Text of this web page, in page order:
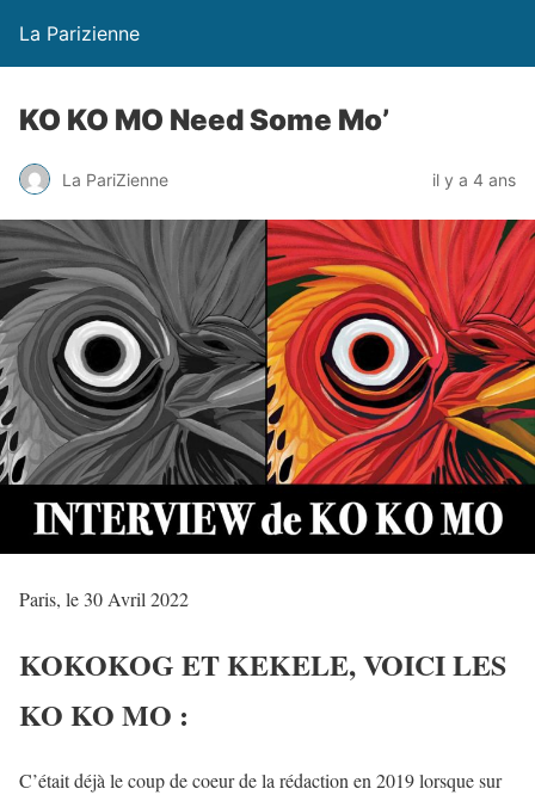
La Parizienne
KO KO MO Need Some Mo’
La PariZienne il y a 4 ans
Paris, le 30 Avril 2022
KOKOKOG ET KEKELE, VOICI LES
KO KO MO :
C’était déjà le coup de coeur de la rédaction en 2019 lorsque sur